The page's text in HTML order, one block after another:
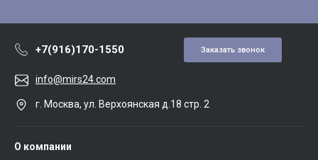
+7(916)170-1550 Заказать звонок
info@mirs24.com
г. Москва, ул. Верхоянская д.18 стр. 2
О компании